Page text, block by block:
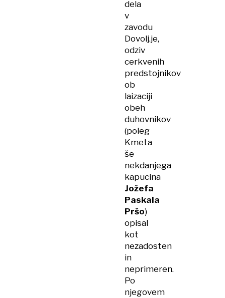
dela
v
zavodu
Dovolj.je,
odziv
cerkvenih
predstojnikov
ob
laizaciji
obeh
duhovnikov
(poleg
Kmeta
še
nekdanjega
kapucina
Jožefa
Paskala
Pršo)
opisal
kot
nezadosten
in
neprimeren.
Po
njegovem